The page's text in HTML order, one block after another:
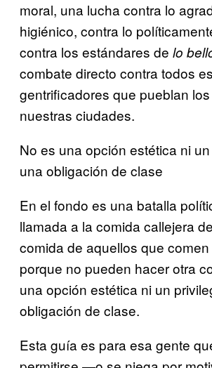
moral, una lucha contra lo
higiénico, contra lo
contra los estándares de lo
combate directo contra todos
gentrificadores que pueblan
nuestras ciudades.
No es una opción estética ni
una obligación de clase
En el fondo es una batalla
llamada a la comida callejera
comida de aquellos que
porque no pueden hacer otra
una opción estética ni un
obligación de clase.
Esta guía es para esa gente